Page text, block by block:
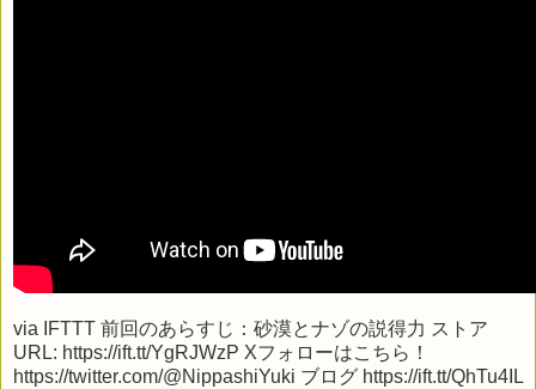
via IFTTT 前回のあらすじ：砂漠とナゾの説得力 ストア
URL: https://ift.tt/YgRJWzP Xフォローはこちら！
https://twitter.com/@NippashiYuki ブログ https://ift.tt/QhTu4IL